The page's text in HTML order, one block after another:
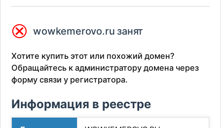
⮿ wowkemerovo.ru занят
Хотите купить этот или похожий домен?
Обращайтесь к администратору домена через
форму связи у регистратора.
Информация в реестре